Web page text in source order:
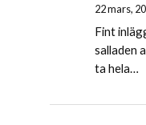
22 mars,
Fint
salladen
ta hela…